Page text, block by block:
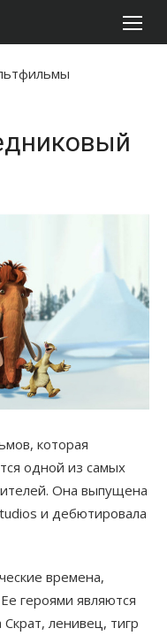
которая
одной из самых
Она выпущена
и дебютировала
времена,
героями являются
ленивец, тигр